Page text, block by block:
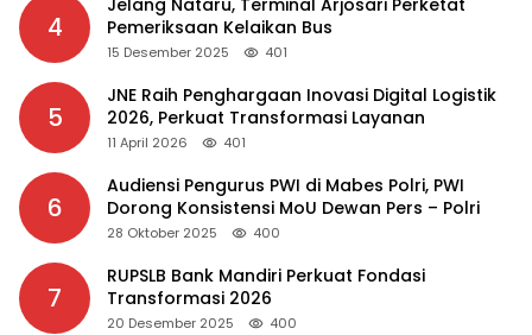
4
Jelang Nataru, Terminal Arjosari Perketat
Pemeriksaan Kelaikan Bus
15 Desember 2025 401
5
JNE Raih Penghargaan Inovasi Digital Logistik
2026, Perkuat Transformasi Layanan
11 April 2026 401
6
Audiensi Pengurus PWI di Mabes Polri, PWI
Dorong Konsistensi MoU Dewan Pers – Polri
28 Oktober 2025 400
7
RUPSLB Bank Mandiri Perkuat Fondasi
Transformasi 2026
20 Desember 2025 400